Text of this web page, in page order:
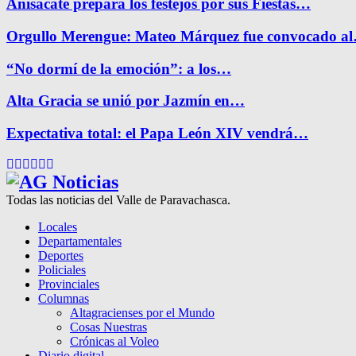
Anisacate prepara los festejos por sus Fiestas…
Orgullo Merengue: Mateo Márquez fue convocado
“No dormí de la emoción”: a los…
Alta Gracia se unió por Jazmín en…
Expectativa total: el Papa León XIV vendrá…
Facebook
Twitter
Instagram
Pinterest
Google
Todas las noticias del Valle de Paravachasca.
Locales
Departamentales
Deportes
Policiales
Provinciales
Columnas
Altagracienses por el Mundo
Cosas Nuestras
Crónicas al Voleo